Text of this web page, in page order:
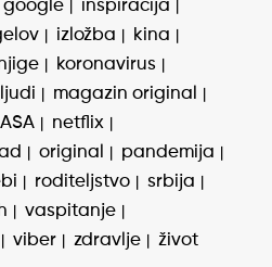
google
inspiracija
izložba
kina
koronavirus
ljudi
magazin original
netflix
original
pandemija
roditeljstvo
srbija
vaspitanje
viber zdravlje život